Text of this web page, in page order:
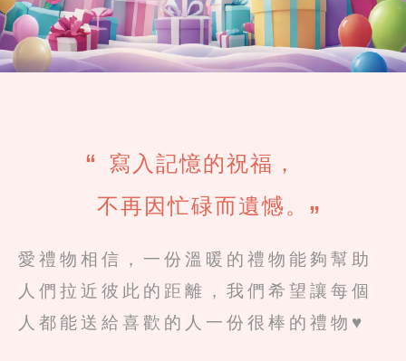
“ 寫入記憶的祝福，
不再因忙碌而遺憾。
”
愛禮物相信，一份溫暖的禮物能夠幫助
人們拉近彼此的距離， 我們希望讓每個
人都能送給喜歡的人一份很棒的禮物♥